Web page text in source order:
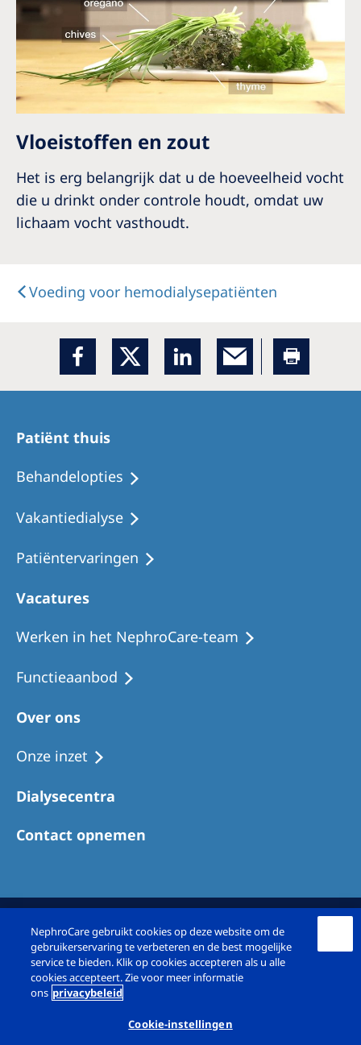
Vloeistoffen en zout
Het is erg belangrijk dat u de hoeveelheid vocht
die u drinkt onder controle houdt, omdat uw
lichaam vocht vasthoudt.
Voeding voor hemodialysepatiënten
Patiënt thuis
Behandelopties
Vakantiedialyse
Patiëntervaringen
Vacatures
Werken in het NephroCare-team
Functieaanbod
Over ons
Onze inzet
Dialysecentra
Contact opnemen
© NephroCare Diapriva BV & NephroCare RKZ
NephroCare gebruikt cookies op deze website om de
gebruikerservaring te verbeteren en de best mogelijke
service te bieden. Klik op cookies accepteren als u alle
cookies accepteert. Zie voor meer informatie
ons privacybeleid
Cookie-instellingen